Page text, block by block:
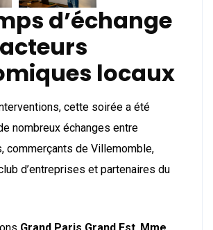
d’échange
locaux
cette soirée a été
nombreux échanges entre
commerçants de Villemomble,
d’entreprises et partenaires du